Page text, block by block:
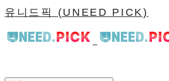
유니드픽 (UNEED PICK)